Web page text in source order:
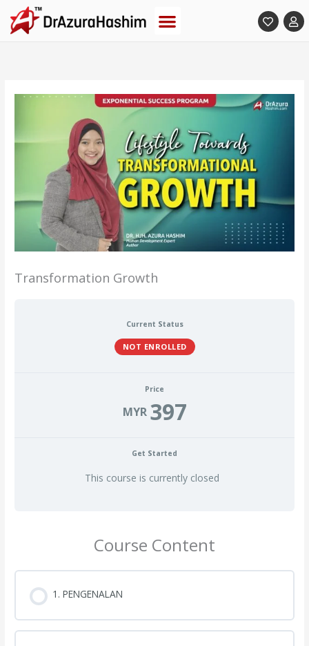
Transformation Growth
Current Status
NOT ENROLLED
Price
MYR 397
Get Started
This course is currently closed
Course Content
1. PENGENALAN